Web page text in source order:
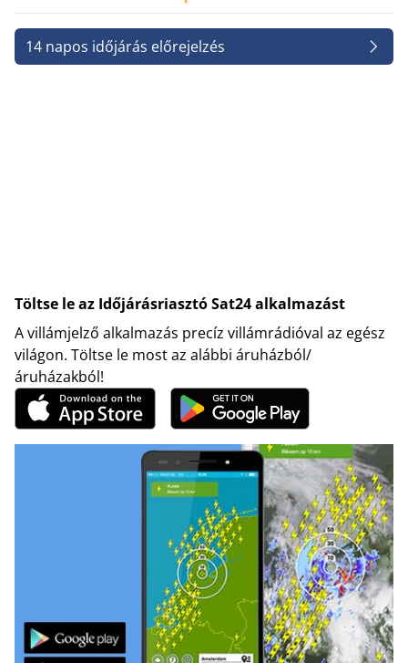
14 napos időjárás előrejelzés
Töltse le az Időjárásriasztó Sat24 alkalmazást
A villámjelző alkalmazás precíz villámrádióval az egész
világon. Töltse le most az alábbi áruházból/
áruházakból!